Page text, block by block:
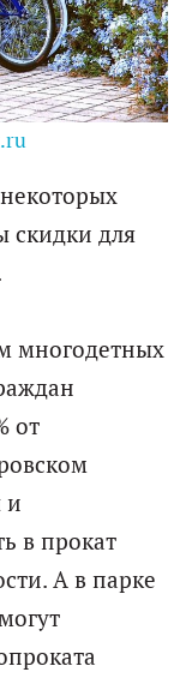
скидки для
многодетных
от
и
в прокат
А в парке